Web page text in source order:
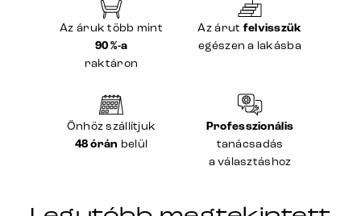
Az áruk több mint
90 %-a
raktáron
Az árut felvisszük
egészen a lakásba
Önhöz szállítjuk
48 órán belül
Professzionális
tanácsadás
a választáshoz